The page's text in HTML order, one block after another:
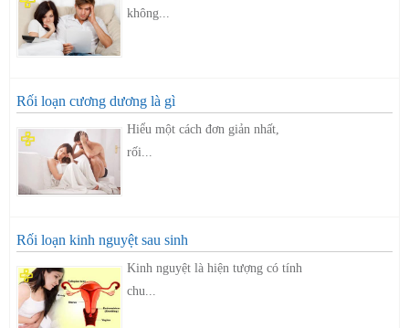
không...
Rối loạn cương dương là gì
Hiểu một cách đơn giản nhất,
rối...
Rối loạn kinh nguyệt sau sinh
Kinh nguyệt là hiện tượng có tính
chu...